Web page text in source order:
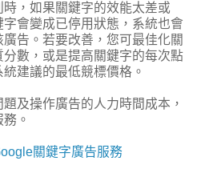
，如果關鍵字的效能太差或
字會變成已停用狀態，系統也會
告。若要改善，您可最佳化關
數，或是提高關鍵字的每次點
建議的最低競標價格。
及操作廣告的人力時間成本，
。
關鍵字廣告服務